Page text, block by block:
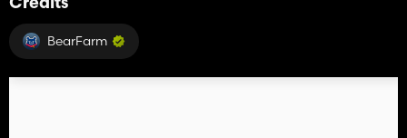
Crédits
BearFarm